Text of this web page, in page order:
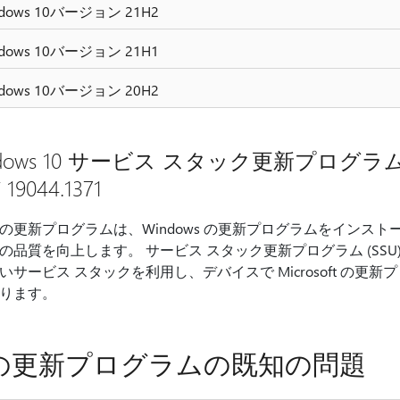
10バージョン 21H2
10バージョン 21H1
10バージョン 20H2
10 サービス スタック更新プログラム
更新プログラムは、Windows の更新プログラムをインスト
品質を向上します。 サービス スタック更新プログラム
サービス スタックを利用し、デバイスで Microsoft の更新
ます。
更新プログラムの既知の問題